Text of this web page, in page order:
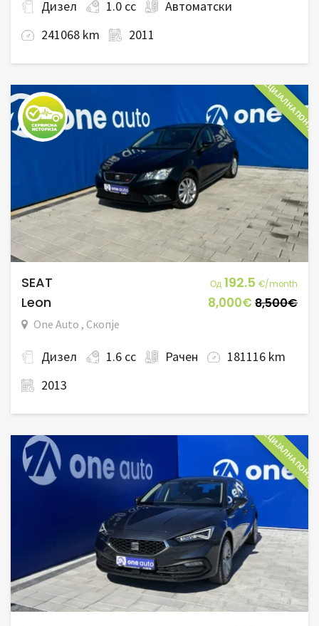
Дизел 1.0 cc
Автоматски
241068 km
2011
СПЕЦИЈАЛНА
SEAT Од 192.5 €/month
Leon 8,000€8,500€
One Auto , Скопје
Дизел 1.6 cc Рачен
181116 km
2013
СПЕЦИЈАЛНА